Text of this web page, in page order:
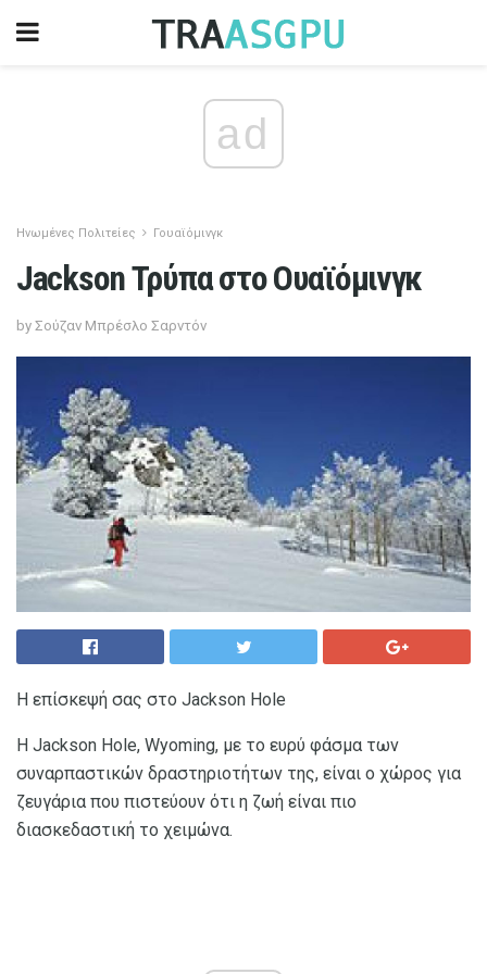
ad
Ηνωμένες Πολιτείες Γουαϊόμινγκ
Jackson Τρύπα στο Ουαϊόμινγκ
by Σούζαν Μπρέσλο Σαρντόν
Η επίσκεψή σας στο Jackson Hole
Η Jackson Hole, Wyoming, με το ευρύ φάσμα των
συναρπαστικών δραστηριοτήτων της, είναι ο χώρος για
ζευγάρια που πιστεύουν ότι η ζωή είναι πιο
διασκεδαστική το χειμώνα.